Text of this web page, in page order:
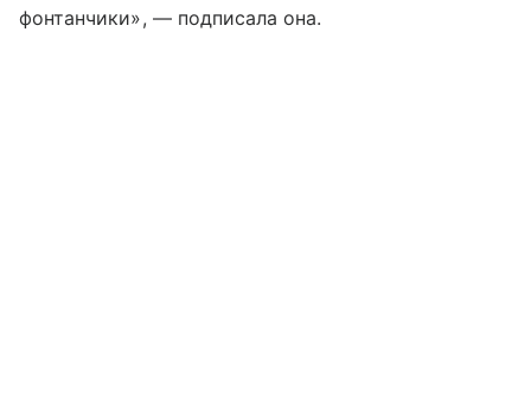
фонтанчики», — подписала она.